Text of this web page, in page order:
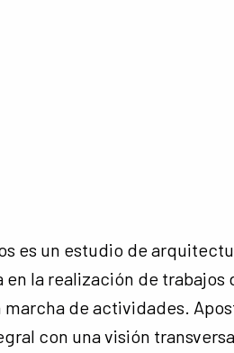
es un estudio de
en la realización de
marcha de actividades.
con una visión